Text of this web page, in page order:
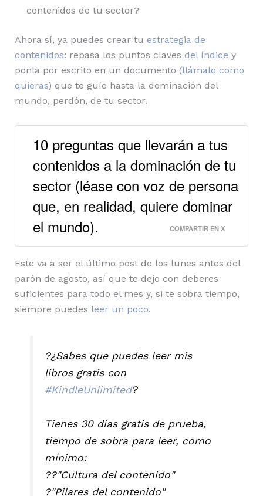
contenidos de tu sector?
Ahora sí, ya puedes crear tu estrategia de
contenidos: repasa los puntos claves del índice y
ponla por escrito en un documento (llámalo como
quieras) que te guíe hasta la dominación del
mundo, perdón, de tu sector.
10 preguntas que llevarán a tus
contenidos a la dominación de tu
sector (léase con voz de persona
que, en realidad, quiere dominar
el mundo).
COMPARTIR EN X
Este va a ser el último post de los lunes antes del
parón de agosto, así que te dejo con deberes
suficientes para todo el mes y, si te sobra tiempo,
siempre puedes leer un poco.
?¿Sabes que puedes leer mis
libros gratis con
#KindleUnlimited?
Tienes 30 días gratis de prueba,
tiempo de sobra para leer, como
mínimo:
??"Cultura del contenido"
?"Pilares del contenido"